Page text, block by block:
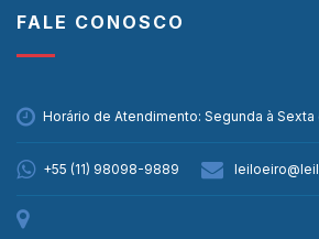
FALE CONOSCO
Horário de Atendimento: Segunda à Sexta
+55 (11) 98098-9889